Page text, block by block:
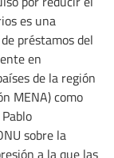
es una
préstamos del
en
de la región
MENA) como
sobre la
a la que las